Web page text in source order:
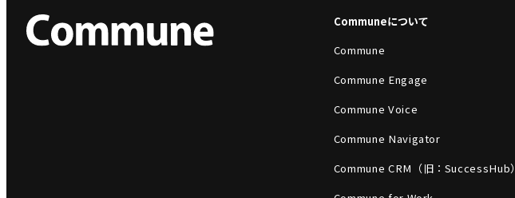
Communeについて
Commune
Commune Engage
Commune Voice
Commune Navigator
Commune CRM（旧：SuccessHub）